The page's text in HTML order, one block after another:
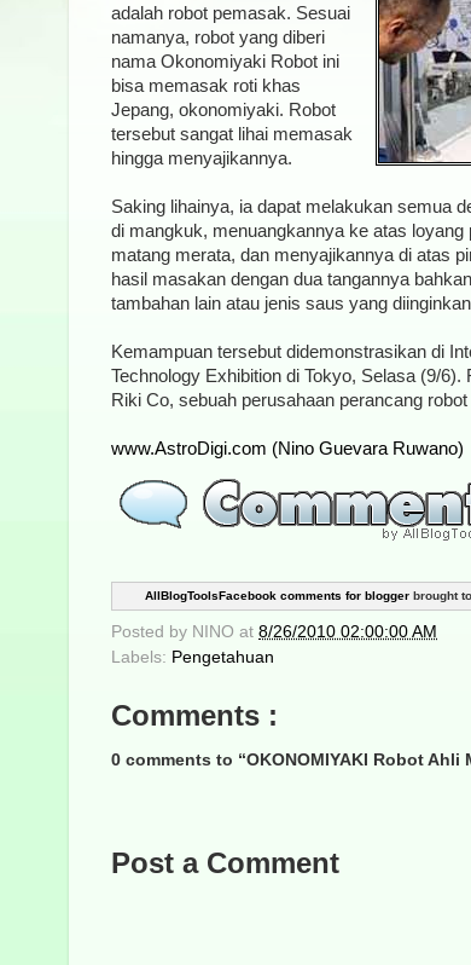
adalah robot pemasak. Sesuai
namanya, robot yang diberi
nama Okonomiyaki Robot ini
bisa memasak roti khas
Jepang, okonomiyaki. Robot
tersebut sangat lihai memasak
hingga menyajikannya.
Saking lihainya, ia dapat melakukan semua
di mangkuk, menuangkannya ke atas
matang merata, dan menyajikannya di atas
hasil masakan dengan dua tangannya
tambahan lain atau jenis saus yang
Kemampuan tersebut didemonstrasikan di
Technology Exhibition di Tokyo, Selasa (9/
Riki Co, sebuah perusahaan perancang
www.AstroDigi.com (Nino Guevara Ruwano)
AllBlogToolsFacebook comments for blogger brought
Posted by NINO at 8/26/2010 02:00:00 AM
Labels: Pengetahuan
Comments :
0 comments to “OKONOMIYAKI Robot Ahli
Post a Comment